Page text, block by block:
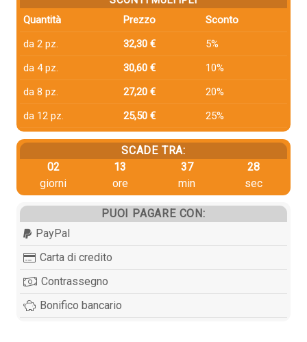
Quantità
Prezzo
Sconto
da 2 pz.
32,30 €
5%
da 4 pz.
30,60 €
10%
da 8 pz.
27,20 €
20%
da 12 pz.
25,50 € 25%
SCADE TRA:
02
giorni
13
ore
37
min
27
sec
PUOI PAGARE CON:
PayPal
Carta di credito
Contrassegno
Bonifico bancario